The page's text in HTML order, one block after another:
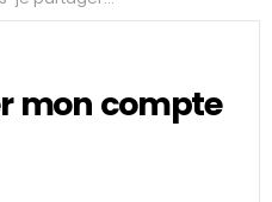
mon compte